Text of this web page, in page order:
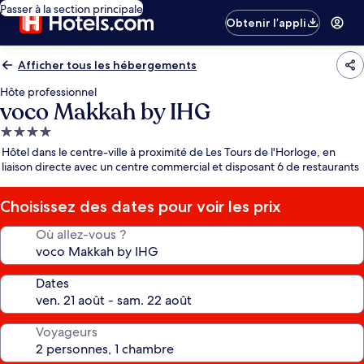
Passer à la section principale
Obtenir l’appli
Afficher tous les hébergements
Hôte professionnel
voco Makkah by IHG
Hébergement
4.0 étoiles
Hôtel dans le centre-ville à proximité de Les Tours de l'Horloge, en
liaison directe avec un centre commercial et disposant 6 de restaurants
Choisissez des dates pour voir les prix
Où allez-vous ?
Dates
Voyageurs